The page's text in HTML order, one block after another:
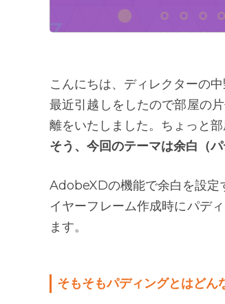
こんにちは、ディレクターの中
最近引越しをしたので部屋の
離をいたしました。ちょっと
そう、今回のテーマは余白（パ
AdobeXDの機能で余白を設定
イヤーフレーム作成時にパデ
ます。
そもそもパディングとはどん